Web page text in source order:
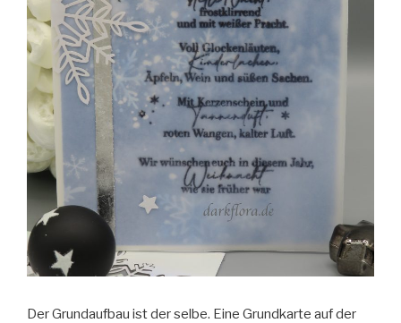
Der Grundaufbau ist der selbe. Eine Grundkarte auf der